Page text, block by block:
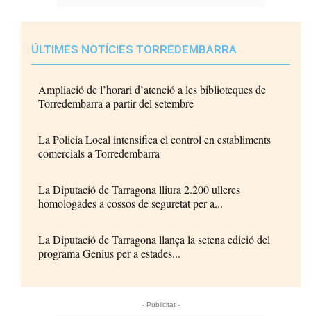
ÚLTIMES NOTÍCIES TORREDEMBARRA
Ampliació de l’horari d’atenció a les biblioteques de
Torredembarra a partir del setembre
La Policia Local intensifica el control en establiments
comercials a Torredembarra
La Diputació de Tarragona lliura 2.200 ulleres
homologades a cossos de seguretat per a...
La Diputació de Tarragona llança la setena edició del
programa Genius per a estades...
- Publicitat -